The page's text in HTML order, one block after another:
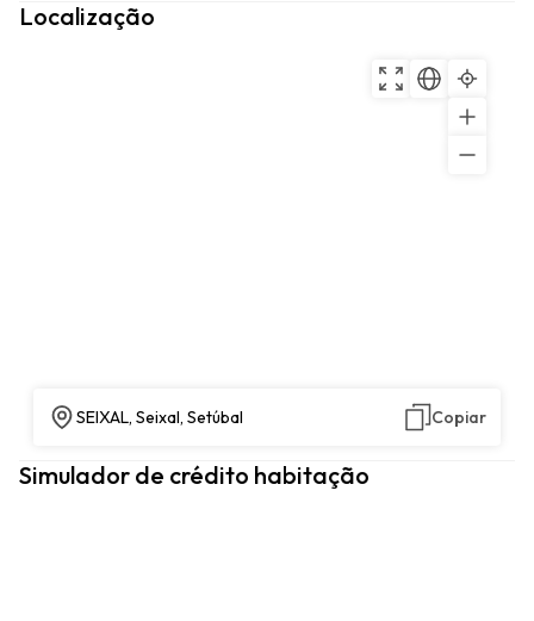
Localização
SEIXAL, Seixal, Setúbal Copiar
Simulador de crédito habitação